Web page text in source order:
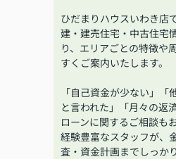
ひだまりハウスいわき店
建・建売住宅・中古住宅
り、エリアごとの特徴や
すくご案内いたします。
「自己資金が少ない」
と言われた」「月々の返
ローンに関するご相談も
経験豊富なスタッフが、
査・資金計画までしっか